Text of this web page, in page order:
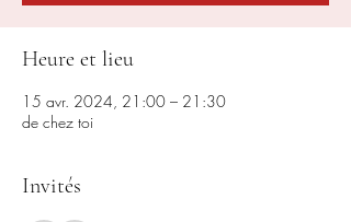
Heure et lieu
15 avr. 2024, 21:00 – 21:30
de chez toi
Invités